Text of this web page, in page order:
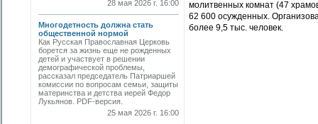
28 мая 2026 г. 16:00
Многодетность должна стать
общественной нормой
Как Русская Православная Церковь
борется за жизнь еще не рожденных
детей и участвует в решении
демографической проблемы,
рассказал председатель Патриаршей
комиссии по вопросам семьи, защиты
материнства и детства иерей Федор
Лукьянов. PDF-версия.
25 мая 2026 г. 16:00
молитвенных комнат (47
62 600 осужденных.
более 9,5 тыс. человек.